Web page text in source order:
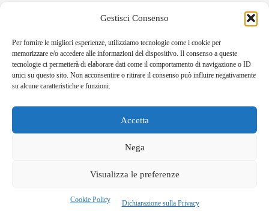
Gestisci Consenso
Per fornire le migliori esperienze, utilizziamo tecnologie come i cookie per
memorizzare e/o accedere alle informazioni del dispositivo. Il consenso a queste
tecnologie ci permetterà di elaborare dati come il comportamento di navigazione o ID
unici su questo sito. Non acconsentire o ritirare il consenso può influire negativamente
su alcune caratteristiche e funzioni.
Accetta
Nega
Visualizza le preferenze
Cookie Policy Dichiarazione sulla Privacy